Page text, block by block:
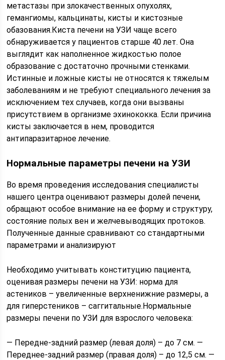
метастазы при злокачественных опухолях,
гемангиомы, кальцинаты, кисты и кистозные
обазования.Киста печени на УЗИ чаще всего
обнаруживается у пациентов старше 40 лет. Она
выглядит как наполненное жидкостью полое
образование с достаточно прочными стенками.
Истинные и ложные кисты не относятся к тяжелым
заболеваниям и не требуют специального лечения за
исключением тех случаев, когда они вызваны
присутствием в организме эхинококка. Если причина
кисты заключается в нем, проводится
антипаразитарное лечение.
Нормальные параметры печени на УЗИ
Во время проведения исследования специалисты
нашего центра оценивают размеры долей печени,
обращают особое внимание на ее форму и структуру,
состояние полых вен и желчевыводящих протоков.
Полученные данные сравнивают со стандартными
параметрами и анализируют
Необходимо учитывать конституцию пациента,
оценивая размеры печени на УЗИ: норма для
астеников – увеличенные верхненижние размеры, а
для гиперстеников – саггитальные.Нормальные
размеры печени по УЗИ для взрослого человека:
— Передне-задний размер (левая доля) – до 7 см. —
Переднее-задний размер (правая доля) – до 12,5 см. —